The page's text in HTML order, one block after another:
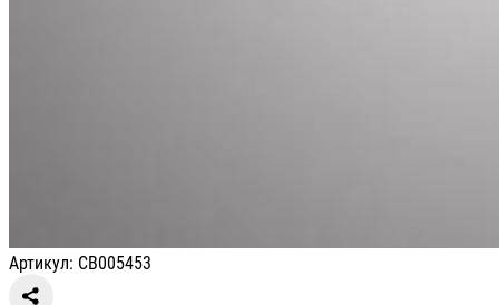
Артикул: СВ005453